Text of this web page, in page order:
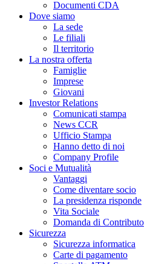
Documenti CDA
Dove siamo
La sede
Le filiali
Il territorio
La nostra offerta
Famiglie
Imprese
Giovani
Investor Relations
Comunicati stampa
News CCR
Ufficio Stampa
Hanno detto di noi
Company Profile
Soci e Mutualità
Vantaggi
Come diventare socio
La presidenza risponde
Vita Sociale
Domanda di Contributo
Sicurezza
Sicurezza informatica
Carte di pagamento